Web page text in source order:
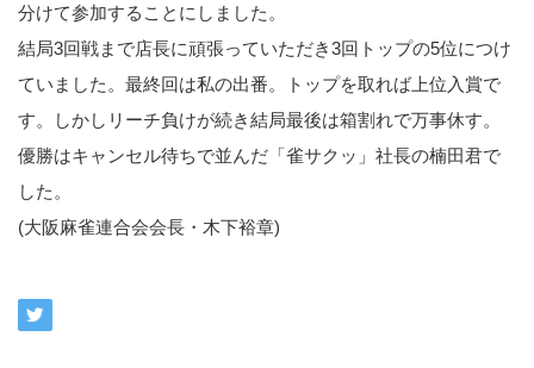
分けて参加することにしました。
結局3回戦まで店長に頑張っていただき3回トップの5位につけ
ていました。最終回は私の出番。トップを取れば上位入賞で
す。しかしリーチ負けが続き結局最後は箱割れで万事休す。
優勝はキャンセル待ちで並んだ「雀サクッ」社長の楠田君で
した。
(大阪麻雀連合会会長・木下裕章)